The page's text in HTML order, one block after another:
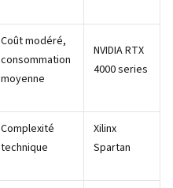
Coût modéré,
consommation
moyenne
NVIDIA RTX
4000 series
Complexité
technique
Xilinx
Spartan